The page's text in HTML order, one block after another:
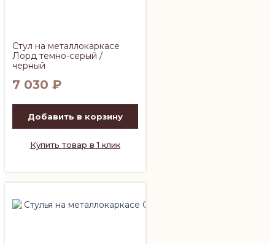
Стул на металлокаркасе
Лорд темно-серый /
черный
7 030 ₽
Добавить в корзину
Купить товар в 1 клик